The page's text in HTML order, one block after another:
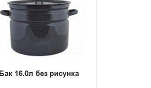
Бак 16.0л без рисунка